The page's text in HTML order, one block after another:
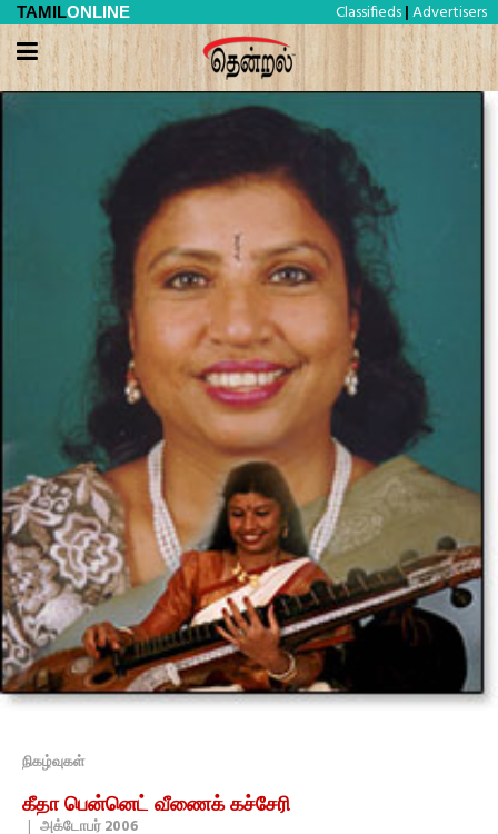
TAMILONLINE Classifieds | Advertisers
நிகழ்வுகள்
கீதா பென்னெட் வீணைக் கச்சேரி
| அக்டோபர் 2006